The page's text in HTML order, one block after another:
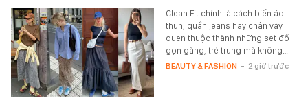
Clean Fit chính là cách biến áo
thun, quần jeans hay chân váy
quen thuộc thành những set đồ
gọn gàng, trẻ trung mà không…
BEAUTY & FASHION - 2 giờ trước